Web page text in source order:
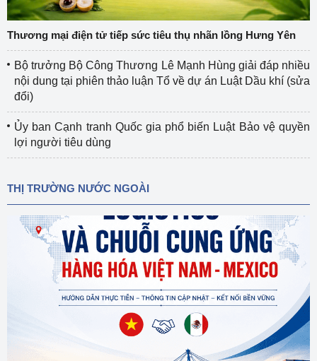
Thương mại điện tử tiếp sức tiêu thụ nhãn lồng Hưng Yên
Bộ trưởng Bộ Công Thương Lê Mạnh Hùng giải đáp nhiều
nội dung tại phiên thảo luận Tổ về dự án Luật Dầu khí (sửa
đổi)
Ủy ban Cạnh tranh Quốc gia phổ biến Luật Bảo vệ quyền
lợi người tiêu dùng
THỊ TRƯỜNG NƯỚC NGOÀI